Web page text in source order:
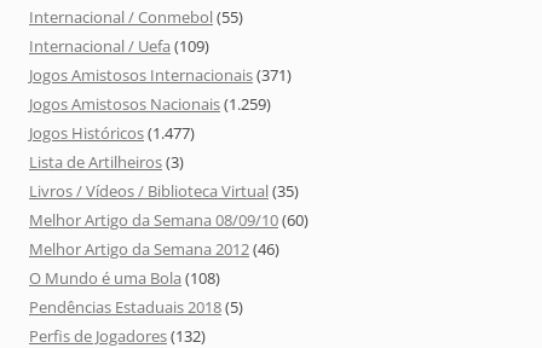
Internacional / Conmebol(55)
Internacional / Uefa (109)
Jogos Amistosos Internacionais(371)
Jogos Amistosos Nacionais(1.259)
Jogos Históricos(1.477)
Lista de Artilheiros(3)
Livros / Vídeos / Biblioteca Virtual(35)
Melhor Artigo da Semana 08/09/10(60)
Melhor Artigo da Semana 2012(46)
O Mundo é uma Bola (108)
Pendências Estaduais 2018(5)
Perfis de Jogadores(132)